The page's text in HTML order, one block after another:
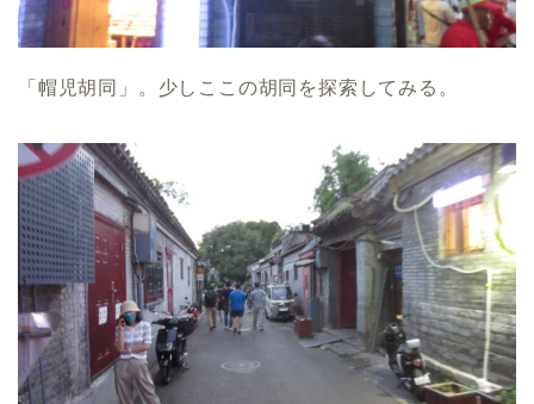
「帽児胡同」。少しここの胡同を探索してみる。